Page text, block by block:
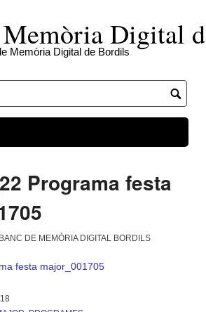
Memòria Digital
Memòria Digital de Bordils
Programa festa
BANC DE MEMÒRIA DIGITAL BORDILS
festa major_001705